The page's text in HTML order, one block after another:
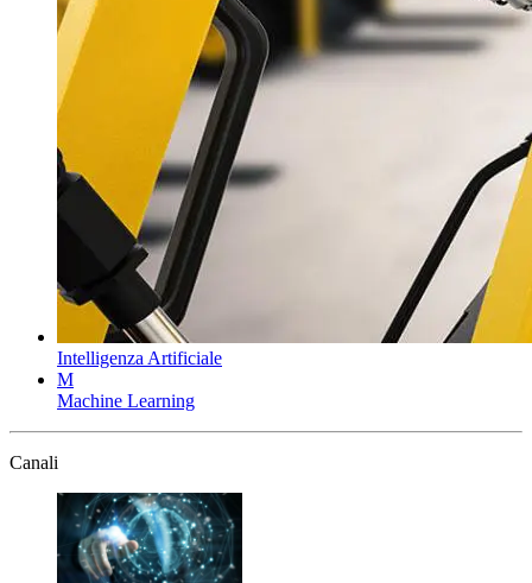
Intelligenza Artificiale
M
Machine Learning
Canali